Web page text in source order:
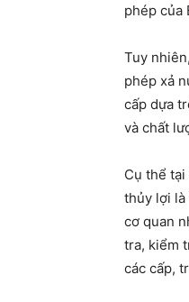
phép của
Tuy
phép xả
cấp dựa
và chất
Cụ thể
thủy lợi là
cơ quan
tra, kiểm
các cấp,